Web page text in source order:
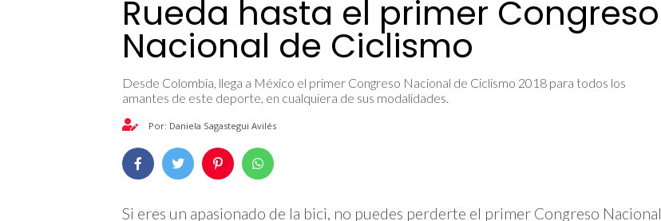
Rueda hasta el primer Congreso
Nacional de Ciclismo
Desde Colombia, llega a México el primer Congreso Nacional de Ciclismo 2018 para todos los
amantes de este deporte, en cualquiera de sus modalidades.
Por: Daniela Sagastegui Avilés
Si eres un apasionado de la bici, no puedes perderte el primer Congreso Nacional